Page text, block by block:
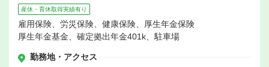
産休・育休取得実績有り
雇用保険、労災保険、健康保険、厚生年金保険
厚生年金基金、確定拠出年金401k、駐車場
勤務地・アクセス